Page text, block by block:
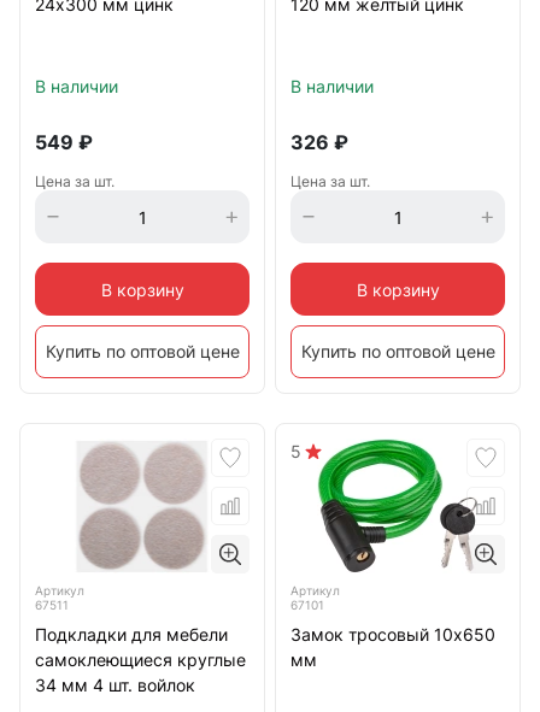
24х300 мм цинк
В наличии
549 ₽
Цена за шт.
В корзину
Купить по оптовой цене
120 мм желтый цинк
В наличии
326 ₽
Цена за шт.
В корзину
Купить по оптовой цене
Артикул
67511
Подкладки для мебели
самоклеющиеся круглые
34 мм 4 шт. войлок
5
Артикул
67101
Замок тросовый 10х650
мм